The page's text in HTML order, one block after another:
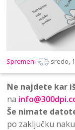
Spremeni sredo,
Ne najdete kar
na
Še nimate
po zaključku